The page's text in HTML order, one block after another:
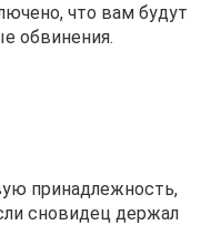
что вам будут
обвинения.
принадлежность,
сновидец держал